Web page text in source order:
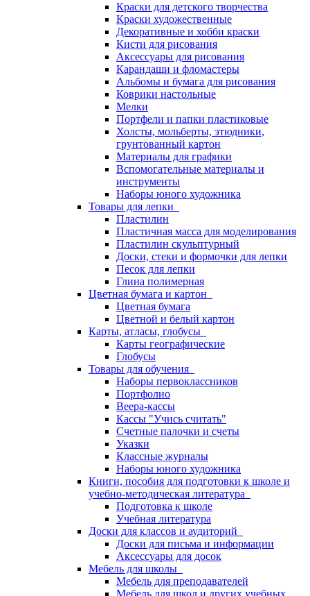
Краски для детского творчества
Краски художественные
Декоративные и хобби краски
Кисти для рисования
Аксессуары для рисования
Карандаши и фломастеры
Альбомы и бумага для рисования
Коврики настольные
Мелки
Портфели и папки пластиковые
Холсты, мольберты, этюдники,
грунтованный картон
Материалы для графики
Вспомогательные материалы и
инструменты
Наборы юного художника
Товары для лепки
Пластилин
Пластичная масса для моделирования
Пластилин скульптурный
Доски, стеки и формочки для лепки
Песок для лепки
Глина полимерная
Цветная бумага и картон
Цветная бумага
Цветной и белый картон
Карты, атласы, глобусы
Карты географические
Глобусы
Товары для обучения
Наборы первоклассников
Портфолио
Веера-кассы
Кассы "Учись считать"
Счетные палочки и счеты
Указки
Классные журналы
Наборы юного художника
Книги, пособия для подготовки к школе и
учебно-методическая литература
Подготовка к школе
Учебная литература
Доски для классов и аудиторий
Доски для письма и информации
Аксессуары для досок
Мебель для школы
Мебель для преподавателей
Мебель для школ и других учебных